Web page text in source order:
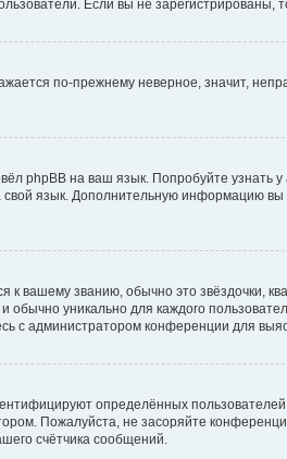
Если вы не зарегистрированы,
по-прежнему неверное, значит,
phpBB на ваш язык. Попробуйте
язык. Дополнительную информацию
вашему званию, обычно это звёздочки,
уникально для каждого
с администратором конференции для
определённых
Пожалуйста, не засоряйте
счётчика сообщений.